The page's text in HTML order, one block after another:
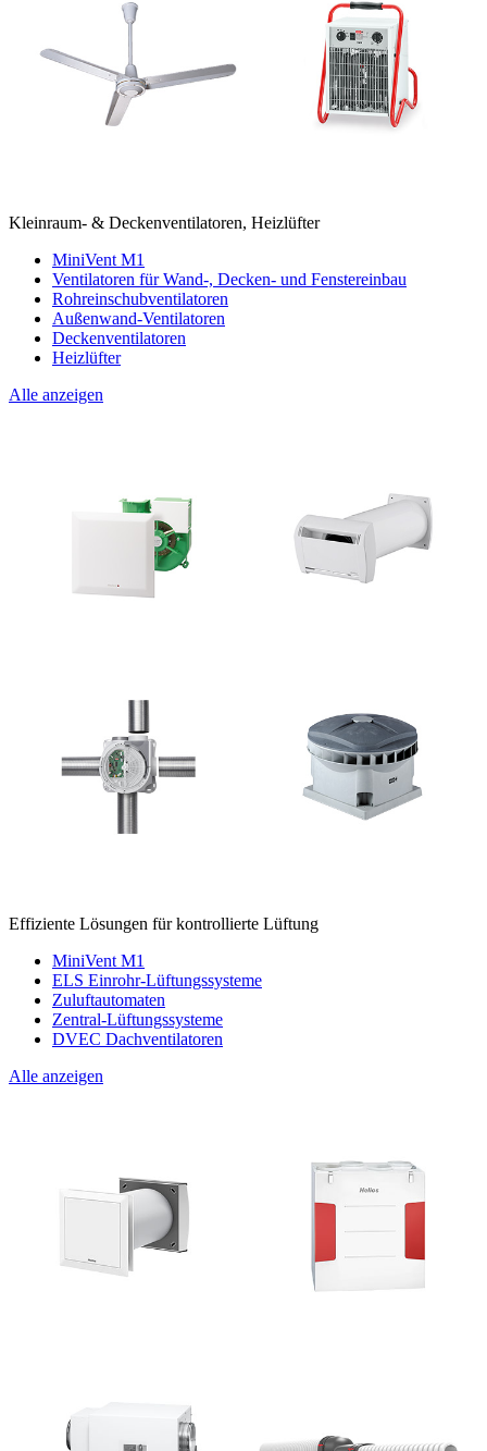
Kleinraum- & Deckenventilatoren, Heizlüfter
MiniVent M1
Ventilatoren für Wand-, Decken- und Fenstereinbau
Rohreinschubventilatoren
Außenwand-Ventilatoren
Deckenventilatoren
Heizlüfter
Alle anzeigen
Effiziente Lösungen für kontrollierte Lüftung
MiniVent M1
ELS Einrohr-Lüftungssysteme
Zuluftautomaten
Zentral-Lüftungssysteme
DVEC Dachventilatoren
Alle anzeigen